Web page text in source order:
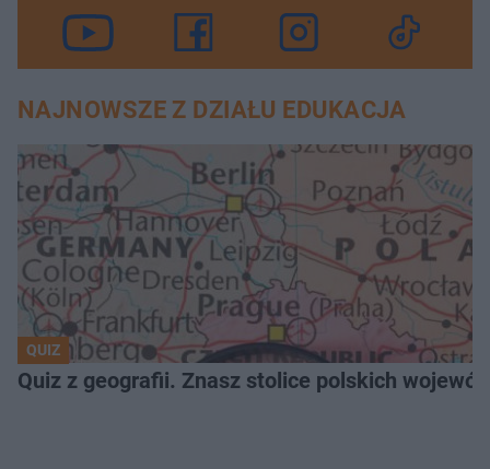
NAJNOWSZE Z DZIAŁU EDUKACJA
QUIZ
Quiz z geografii. Znasz stolice polskich